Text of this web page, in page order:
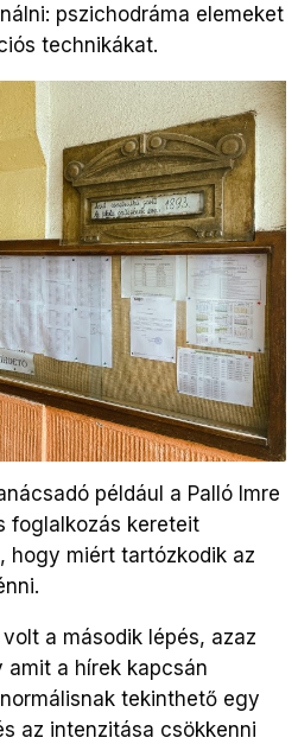
pszichodráma elemeket
technikákat.
például a Palló Imre
foglalkozás kereteit
hogy miért tartózkodik az
a második lépés, azaz
amit a hírek kapcsán
tekinthető egy
az intenzitása csökkenni